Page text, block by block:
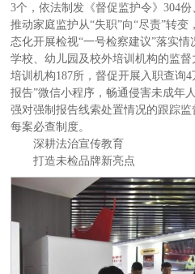
3个，依法制发《督促监护令》304份
推动家庭监护从“失职”向“尽责”转
态化开展检视“一号检察建议”落实
学校、幼儿园及校外培训机构的监
培训机构187所，督促开展入职查询
报告”微信小程序，畅通侵害未成年
强对强制报告线索处置情况的跟踪
每案必查制度。
深耕法治宣传教育
打造未检品牌新亮点